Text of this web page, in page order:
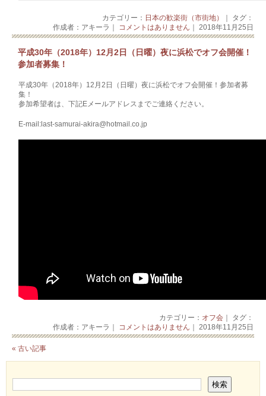
カテゴリー： 日本の歓楽街（市街地）
｜ タグ：
作成者：アキーラ｜ コメントはありません ｜ 2018年11月25日
平成30年（2018年）12月2日（日曜）夜に浜松でオフ会開催！
参加者募集！
平成30年（2018年）12月2日（日曜）夜に浜松でオフ会開催！参加者募
集！
参加希望者は、下記Eメールアドレスまでご連絡ください。
E-mail:last-samurai-akira@hotmail.co.jp
カテゴリー： オフ会｜ タグ：
作成者：アキーラ｜ コメントはありません ｜ 2018年11月25日
« 古い記事